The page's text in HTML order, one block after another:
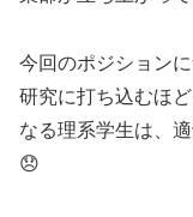
今回のポジションに
研究に打ち込むほ
なる理系学生は、
😞